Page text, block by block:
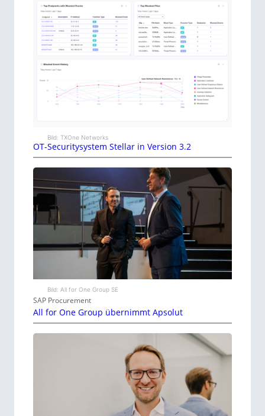
Bild: TXOne Networks
OT-Securitysystem Stellar in Version 3.2
Bild: All for One Group SE
SAP Procurement
All for One Group übernimmt Apsolut